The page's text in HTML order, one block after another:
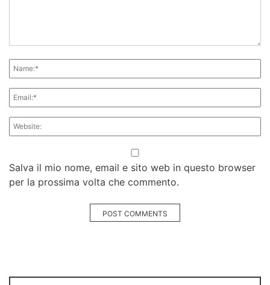
Salva il mio nome, email e sito web in questo browser
per la prossima volta che commento.
POST COMMENTS